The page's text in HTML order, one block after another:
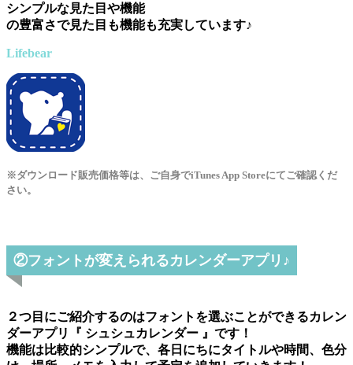
シンプルな見た目や機能
の豊富さで見た目も機能も充実しています♪
Lifebear
※ダウンロード販売価格等は、ご自身でiTunes App Storeにてご確認くだ
さい。
②フォントが変えられるカレンダーアプリ♪
２つ目にご紹介するのはフォントを選ぶことができるカレン
ダーアプリ『 シュシュカレンダー 』です！
機能は比較的シンプルで、各日にちにタイトルや時間、色分